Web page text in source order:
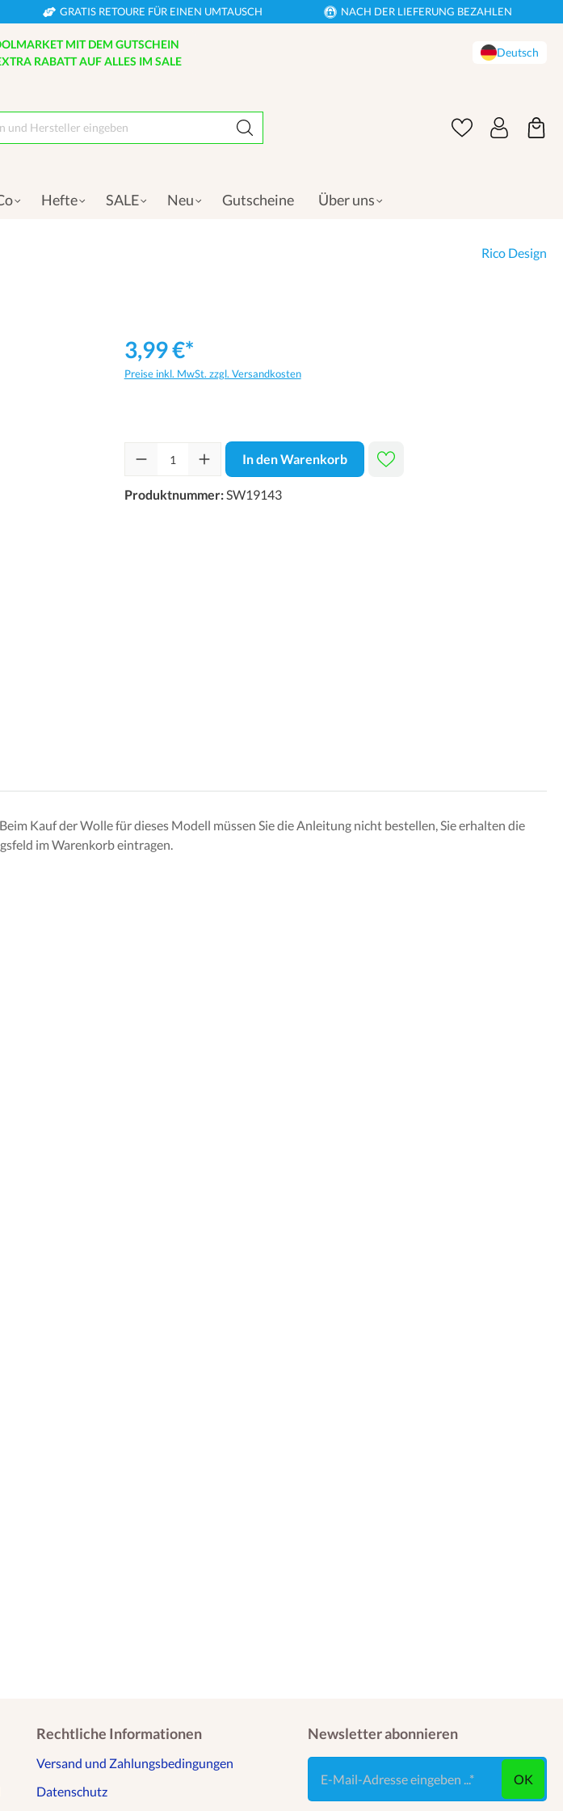
GRATIS RETOURE FÜR EINEN UMTAUSCH NACH DER LIEFERUNG BEZAHLEN
MIT DEM GUTSCHEIN
RABATT AUF ALLES IM SALE
Deutsch
Hefte SALE Neu Gutscheine Über uns
Rico Design
3,99 €*
Preise inkl. MwSt. zzgl. Versandkosten
In den Warenkorb
Produktnummer:SW19143
Kauf der Wolle für dieses Modell müssen Sie die Anleitung nicht bestellen, Sie erhalten die
im Warenkorb eintragen.
Rechtliche Informationen
Versand und Zahlungsbedingungen
Datenschutz
Newsletter abonnieren
E-Mail-Adresse eingeben ...
OK